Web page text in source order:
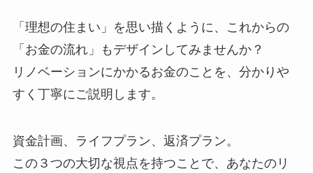
「理想の住まい」を思い描くように、これからの
「お金の流れ」もデザインしてみませんか？
リノベーションにかかるお金のことを、分かりや
すく丁寧にご説明します。
資金計画、ライフプラン、返済プラン。
この３つの大切な視点を持つことで、あなたのリ